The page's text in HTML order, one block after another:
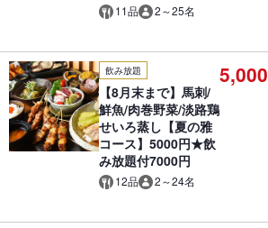
11品 2～25名
飲み放題
【8月末まで】馬刺/
鮮魚/肉巻野菜/淡路鶏
せいろ蒸し【夏の雅
コース】5000円★飲
み放題付7000円
12品 2～24名
5,000